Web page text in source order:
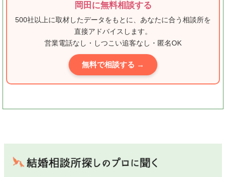
岡田に無料相談する
500社以上に取材したデータをもとに、あなたに合う相談所を
直接アドバイスします。
営業電話なし・しつこい追客なし・匿名OK
無料で相談する →